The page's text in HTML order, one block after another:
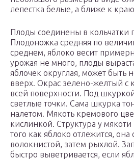
лепестка белые, а ближе к
Плоды соединены в кольчатки
Плодоножка средняя по
среднем, яблоко весит
урожая не много, плоды
яблочек округлая, может быть
вверх. Окрас зелено-желтый с
всей поверхности. Под
светлые точки. Сама шкурка
налетом. Мякоть кремового
кислинкой. Структура у мякоти
того как яблоко отлежится, она
волокнистой, затем рыхлой.
быстро выветривается, если